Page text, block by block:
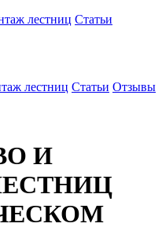
лестниц Статьи
лестниц Статьи Отзывы
И